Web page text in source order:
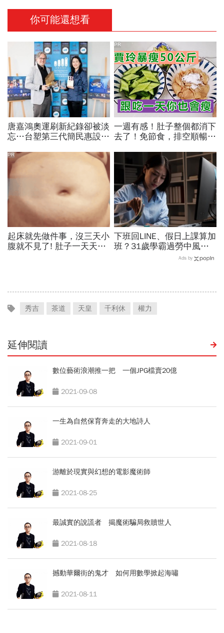
你可能還想看
唐嘉鴻奧運刷新紀錄卻被淡
忘…台塑第三代簡民惠設台
只有金牌才值得掌聲
一週有感！肚子整個都消下
去了！免節食，排空順暢就
PR
起床就先做件事，沒三天小
腹就不見了! 肚子一天天變
PR
下班回LINE、假日上課算加
班？31歲學霸過勞中風，
法院判賠1228萬：別以為
Ads by
秀吉 茶道 天皇 千利休 權力
延伸閱讀
數位藝術浪潮推一把 一個JPG檔賣20億
2021-09-08
一生為自然保育奔走的大地詩人
2021-09-01
游離於現實與幻想的電影魔術師
2021-08-25
最誠實的說謊者 揭魔術騙局救贖世人
2021-08-18
撼動華爾街的鬼才 如何用數學掀起海嘯
2021-08-11